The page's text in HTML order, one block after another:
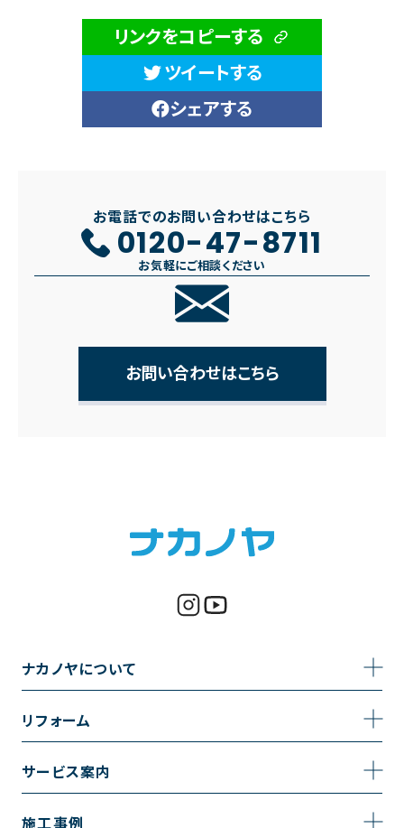
リンクをコピーする
ツイートする
シェアする
お電話でのお問い合わせはこちら
0120-47-8711
お気軽にご相談ください
お問い合わせはこちら
ナカノヤについて
事業内容
採用情報
リフォーム
トイレのリフォーム
サービス案内
サービスの流れ